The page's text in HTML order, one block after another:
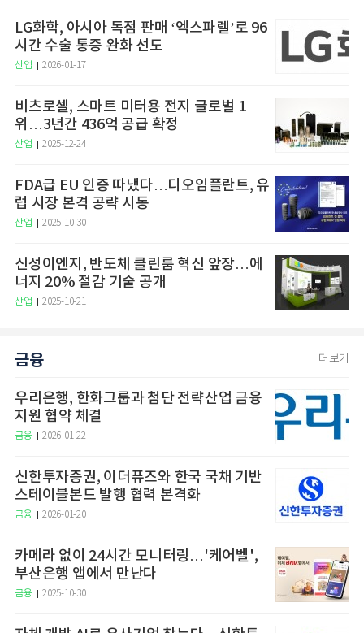
LG화학, 아시아 독점 판매 ‘엑스파렐’로 96
시간 수술 통증 완화 선도
산업 2026-01-17
비츠로셀, 스마트 미터용 전지 글로벌 1
위…3년간 436억 공급 확정
산업 2025-12-24
FDA급 EU 인증 따냈다…디오임플란트, 유
럽 시장 본격 공략 시동
산업 2025-10-30
신성이엔지, 반도체 클린룸 혁신 앞장…에
너지 20% 절감 기술 공개
산업 2025-10-21
금융 더보기
우리은행, 한화그룹과 첨단 전략산업 금융
지원 협약 체결
금융 2026-01-22
신한투자증권, 이더퓨즈와 한국 국채 기반
스테이블본드 발행 협력 본격화
금융 2026-01-20
카메라 없이 24시간 모니터링…'케어벨',
부산은행 앱에서 만난다
금융 2025-10-30